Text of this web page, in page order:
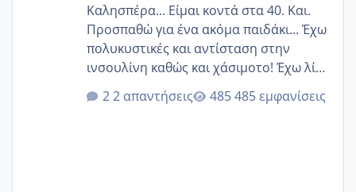
Καλησπέρα... Είμαι κοντά στα 40. Και.
Προσπαθώ για ένα ακόμα παιδάκι... Έχω
πολυκυστικές και αντίσταση στην
ινσουλίνη καθώς και χάσιμοτο! Έχω λίγα
κιλά παραπάνω και όσο κ αν προσπαθώ
δεν χάνω εύκολα! Προσπαθώ για ακόμη
2 απαντήσεις 485 εμφανίσεις